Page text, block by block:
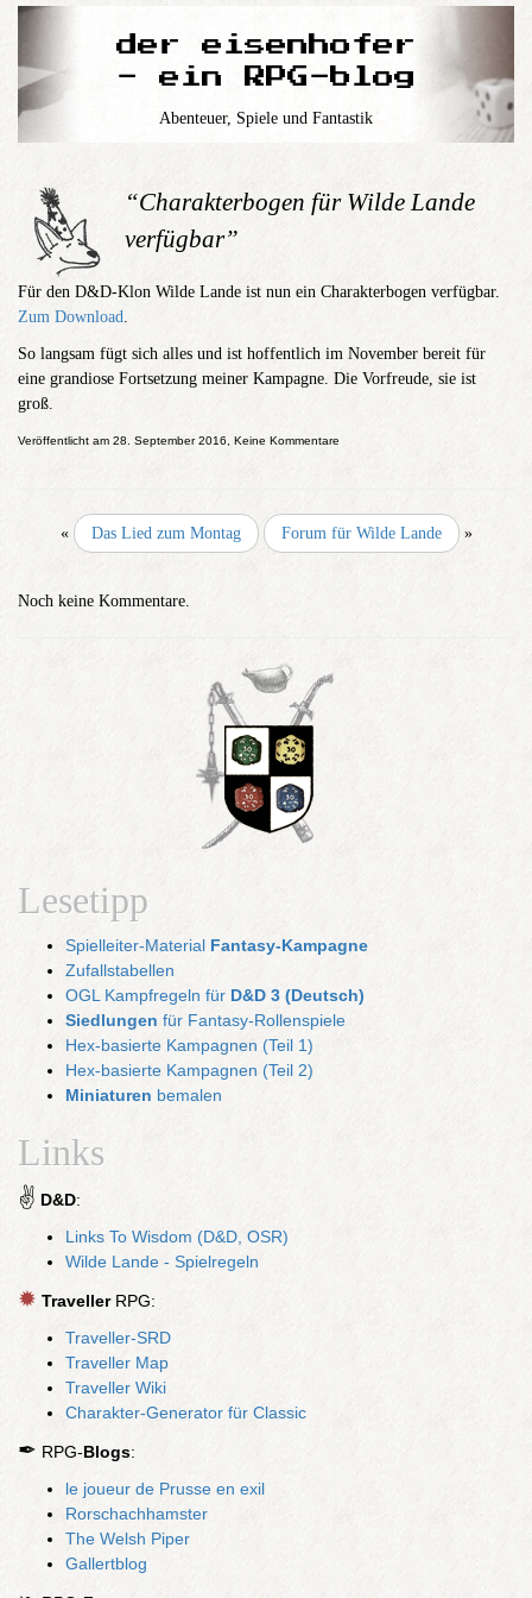
der eisenhofer
- ein RPG-blog
Abenteuer, Spiele und Fantastik
“Charakterbogen für Wilde Lande
verfügbar”
Für den D&D-Klon Wilde Lande ist nun ein Charakterbogen verfügbar.
Zum Download.
So langsam fügt sich alles und ist hoffentlich im November bereit für
eine grandiose Fortsetzung meiner Kampagne. Die Vorfreude, sie ist
groß.
Veröffentlicht am 28. September 2016, Keine Kommentare
« Das Lied zum Montag Forum für Wilde Lande »
Noch keine Kommentare.
Lesetipp
Spielleiter-Material Fantasy-Kampagne
Zufallstabellen
OGL Kampfregeln für D&D 3 (Deutsch)
Siedlungen für Fantasy-Rollenspiele
Hex-basierte Kampagnen (Teil 1)
Hex-basierte Kampagnen (Teil 2)
Miniaturen bemalen
Links
✌ D&D:
Links To Wisdom (D&D, OSR)
Wilde Lande - Spielregeln
✹ TravellerRPG:
Traveller-SRD
Traveller Map
Traveller Wiki
Charakter-Generator für Classic
✒ RPG-Blogs:
le joueur de Prusse en exil
Rorschachhamster
The Welsh Piper
Gallertblog